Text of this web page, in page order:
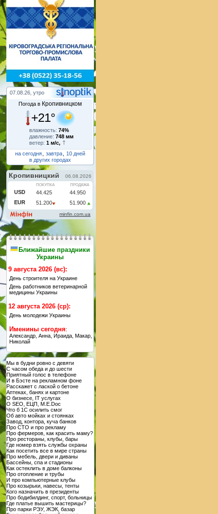
07.08.26, утро
Погода в Кропивницком
+21°
влажность: 74%
давление: 748 мм
ветер: 1 м/с,
на сегодня
завтра
10 дней
в других городах
Ближайшие праздники
Украины
9 августа 2026 (вс):
День строителя на Украине
День работников ветеринарной
медицины Украины
12 августа 2026 (ср):
День молодежи Украины
Именины сегодня:
Александр, Анна, Ираида, Макар,
Николай
Мы в будни ровно с девяти
С часом обеда и до шести
Приятный голос в телефоне
И в Бэсте на рекламном фоне
Расскажет с лаской о бетоне
Аптеках, банях и картоне
О бизнесе, IT услугах
О SEO, ЕЦП, M.E.Doc
Что б 1С осилить смог
Об авто мойках и стоянках
Завод, контора, куча банков
Про СТО и про рекламу
Про фермеров, как красить маму?
Про рестораны, клубы, бары
Где номер взять службы охраны
Как посетить все в мире страны
Про мебель, двери и диваны
Бассейны, спа и стадионы
Как остеклить в доме балконы
Про отопление и трубы
И про компьютерные клубы
Про козырьки, навесы, тенты
Кого назначить в президенты
Про бодибилдинг, спорт, больницы
Где платье вышить мастерицы?
Про парки РЭУ, ЖЭК, базар